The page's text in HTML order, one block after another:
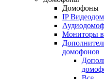
Домофоны
IP
Мониторы
домофонов